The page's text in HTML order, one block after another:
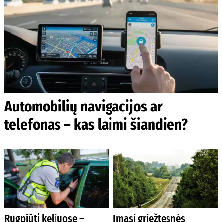
Automobilių navigacijos ar
telefonas – kas laimi šiandien?
Rugpjūtį keliuose – Imasi griežtesnės